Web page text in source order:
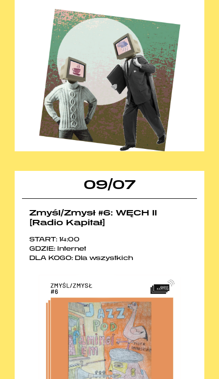
09/07
Zmyśl/Zmysł #6: WĘCH II
[Radio Kapitał]
START: 14:00
GDZIE: Internet
DLA KOGO: Dla wszystkich